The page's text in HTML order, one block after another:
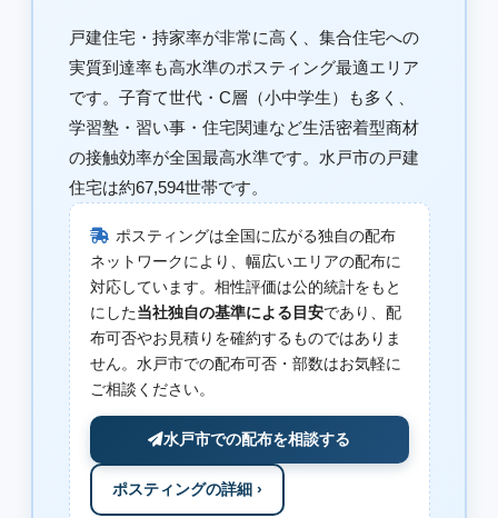
戸建住宅・持家率が非常に高く、集合住宅への
実質到達率も高水準のポスティング最適エリア
です。子育て世代・C層（小中学生）も多く、
学習塾・習い事・住宅関連など生活密着型商材
の接触効率が全国最高水準です。水戸市の戸建
住宅は約67,594世帯です。
ポスティングは全国に広がる独自の配布
ネットワークにより、幅広いエリアの配布に
対応しています。相性評価は公的統計をもと
にした当社独自の基準による目安であり、配
布可否やお見積りを確約するものではありま
せん。水戸市での配布可否・部数はお気軽に
ご相談ください。
水戸市での配布を相談する
ポスティングの詳細 ›